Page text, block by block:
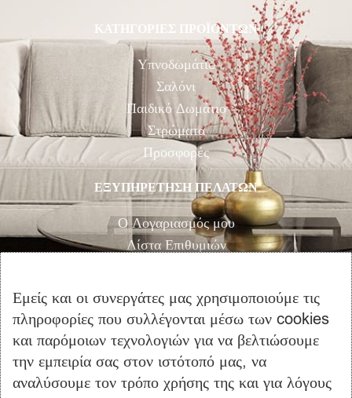
ΚΑΤΗΓΟΡΙΕΣ ΠΡΟΪΟΝΤΩΝ
Υπνοδωμάτιο
Σαλόνι
Παιδικό Δωμάτιο
Στρώματα
Προσφορές
ΕΞΥΠΗΡΕΤΗΣΗ ΠΕΛΑΤΩΝ
Ο Λογαριασμός μου
Λίστα Επιθυμιών
Καλάθι Αγορών
Επικοινωνία
ΠΛΗΡΟΦΟΡΙΕΣ
Όροι Χρήσης
Εμείς και οι συνεργάτες μας χρησιμοποιούμε τις
πληροφορίες που συλλέγονται μέσω των cookies
και παρόμοιων τεχνολογιών για να βελτιώσουμε
την εμπειρία σας στον ιστότοπό μας, να
αναλύσουμε τον τρόπο χρήσης της και για λόγους